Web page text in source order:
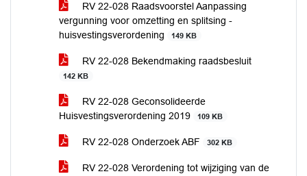
RV 22-028 Raadsvoorstel Aanpassing
vergunning voor omzetting en splitsing -
huisvestingsverordening
149 KB
RV 22-028 Bekendmaking raadsbesluit
142 KB
RV 22-028 Geconsolideerde
Huisvestingsverordening 2019
109 KB
RV 22-028 Onderzoek ABF 302 KB
RV 22-028 Verordening tot wijziging van de